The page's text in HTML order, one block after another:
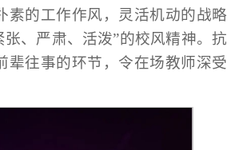
素的工作作风，灵活机动的战略
张、严肃、活泼”的校风精神。抗
辈往事的环节，令在场教师深受